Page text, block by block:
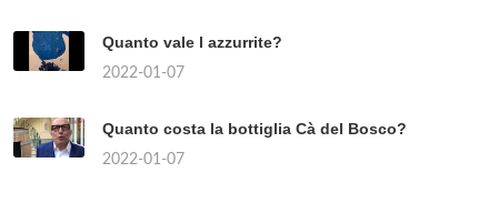
Quanto vale l azzurrite?
2022-01-07
Quanto costa la bottiglia Cà del Bosco?
2022-01-07